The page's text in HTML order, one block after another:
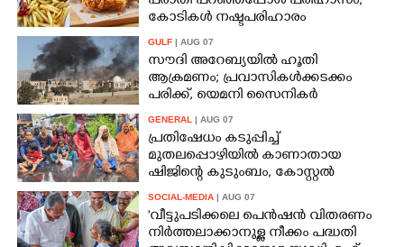
കോടികൾ നഷ്ടപരിഹാരം
ആവശ്യപ്പെട്ട് ദമ്പതികൾ
GULF | AUG 07
സൗദി അറേബ്യയിൽ ഹൂതി
ആക്രമണം; പ്രവാസികൾക്കടക്കം
പരിക്ക്, യെമനി സൈനികർ
കൊല്ലപ്പെട്ടു
GENERAL | AUG 07
പ്രതിഷേധം കടുപ്പിച്ച്
മുതലപ്പൊഴിയിൽ കാണാതായ
ഷിജിന്റെ കുടുംബം, കോസ്റ്റൽ
പൊലീസ് സ്റ്റേഷനുമുന്നിൽ
കുത്തിയിരിക്കുന്നു
SOCIAL-MEDIA | AUG 07
'വീട്ടുപടിക്കലെ പെൻഷൻ വിതരണം
നിർത്തലാക്കാനുള്ള നീക്കം പദ്ധതി